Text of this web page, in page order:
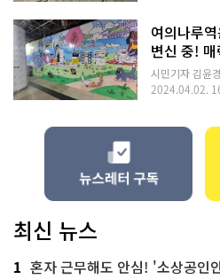
여의나루
변신 중!
시민기자 김윤경
2024.04.02.
최신 뉴스
1 혼자 근무해도 안심! '소상공인